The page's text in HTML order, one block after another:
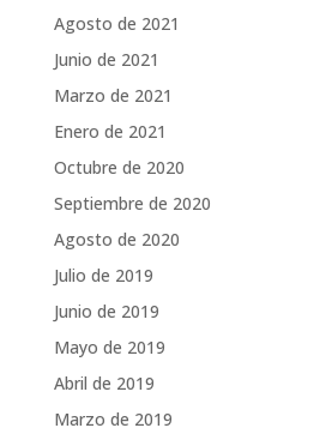
Agosto de 2021
Junio de 2021
Marzo de 2021
Enero de 2021
Octubre de 2020
Septiembre de 2020
Agosto de 2020
Julio de 2019
Junio de 2019
Mayo de 2019
Abril de 2019
Marzo de 2019